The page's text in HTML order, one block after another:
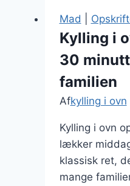
med
og
Mad
Kylling i
30
familien
Afkylling i ovn
Kylling i ovn
lækker
klassisk ret,
mange